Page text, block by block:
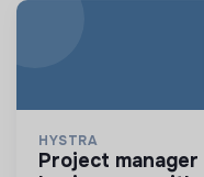
HYSTRA
project manager - strategic consulting for